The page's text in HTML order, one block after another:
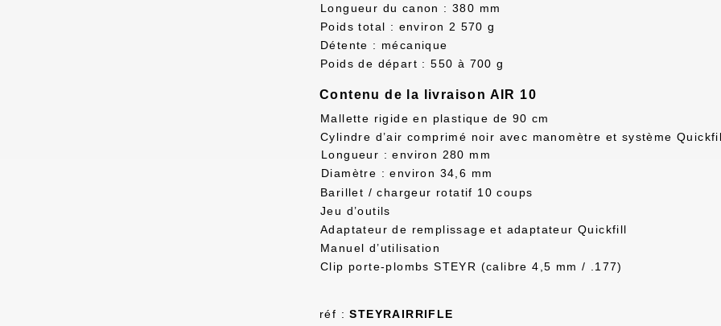
Longueur du canon : 380 mm
Poids total : environ 2 570 g
Détente : mécanique
Poids de départ : 550 à 700 g
Contenu de la livraison AIR 10
Mallette rigide en plastique de 90 cm
Cylindre d’air comprimé noir avec manomètre et système
Longueur : environ 280 mm
Diamètre : environ 34,6 mm
Barillet / chargeur rotatif 10 coups
Jeu d’outils
Adaptateur de remplissage et adaptateur Quickfill
Manuel d’utilisation
Clip porte-plombs STEYR (calibre 4,5 mm / .177)
réf :STEYRAIRRIFLE